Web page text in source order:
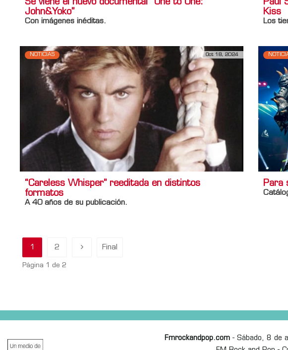
Se viene el nuevo documental “One to One:
John&Yoko”
Con imágenes inéditas.
Paul
Kiss
Los
NOTICIAS Oct 18, 2024
“Careless Whisper” reeditada en distintos
formatos
A 40 años de su publicación.
Para
1 2 Final
Página 1 de 2
Fmrockandpop.com- Sábado, 8 de